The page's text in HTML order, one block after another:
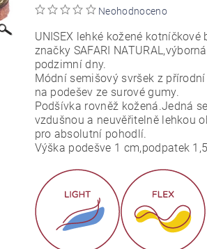
Neohodnoceno
UNISEX lehké kožené
značky SAFARI
podzimní dny.
Módní semišový svršek z
na podešev ze surové gumy.
Podšívka rovněž kožená.Jedná
vzdušnou a neuvěřitelně lehkou
pro absolutní pohodlí.
Výška podešve 1 cm,podpatek